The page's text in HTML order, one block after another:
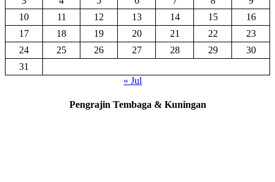
10
11 12 13 14 15
16
17
18 19 20 21 22
23
24
25 26 27 28 29
30
31
« Jul
Pengrajin Tembaga & Kuningan